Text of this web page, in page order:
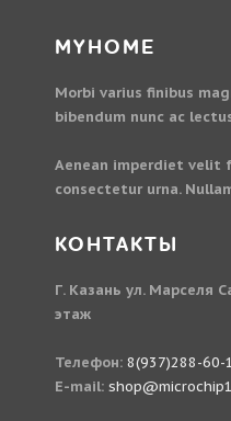
MYHOME
Morbi varius finibus
bibendum nunc ac
Aenean imperdiet velit
consectetur urna.
КОНТАКТЫ
Г. Казань ул. Марселя
этаж
Телефон: 8(937)288-60-
E-mail: